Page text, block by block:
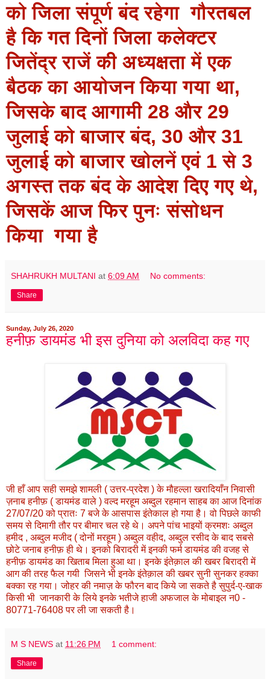
को जिला संपूर्ण बंद रहेगा गौरतबल
है कि गत दिनों जिला कलेक्‍टर
जितेंद्र राजें की अध्‍यक्षता में एक
बैठक का आयोजन किया गया था,
जिसके बाद आगामी 28 और 29
जुलाई को बाजार बंद, 30 और 31
जुलाई को बाजार खोलनें एवं 1 से 3
अगस्‍त तक बंद के आदेश दिए गए थे,
जिसकें आज फिर पुनः संसोधन
किया गया है
SHAHRUKH MULTANI at 6:09 AM No comments:
Share
Sunday, July 26, 2020
हनीफ़ डायमंड भी इस दुनिया को अलविदा कह गए
जी हाँ आप सही समझे शामली ( उत्तर-प्रदेश ) के मौहल्ला खरादियाँन निवासी
ज़नाब हनीफ़ ( डायमंड वाले ) वल्द मरहूम अब्दुल रहमान साहब का आज दिनांक
27/07/20 को प्रातः 7 बजे के आसपास इंतेकाल हो गया है। वो पिछले काफी
समय से दिमागी तौर पर बीमार चल रहे थे। अपने पांच भाइयों क्रमशः अब्दुल
हमीद , अब्दुल मजीद ( दोनों मरहूम ) अब्दुल वहीद, अब्दुल रसीद के बाद सबसे
छोटे जनाब हनीफ़ ही थे। इनको बिरादरी में इनकी फर्म डायमंड की वजह से
हनीफ़ डायमंड का खिताब मिला हुआ था। इनके इंतेक़ाल की खबर बिरादरी में
आग की तरह फैल गयी जिसने भी इनके इंतेक़ाल की खबर सुनी सुनकर हक्का
बक्का रह गया। जोहर की नमाज़ के फौरन बाद किये जा सकते है सुपुर्द-ए-खाक
किसी भी जानकारी के लिये इनके भतीजे हाजी अफजाल के मोबाइल न0 -
80771-76408 पर ली जा सकती है।
M S NEWS at 11:26 PM 1 comment:
Share